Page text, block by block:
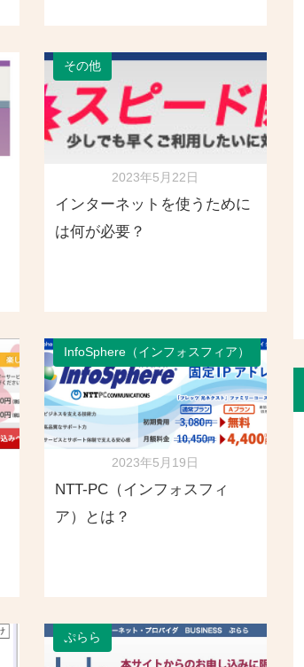
その他
2023年5月22日
インターネットを使うために
は何が必要？
InfoSphere（インフォスフィア）
2023年5月19日
NTT-PC（インフォスフィ
ア）とは？
ぷらら